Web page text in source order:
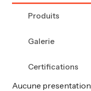
Produits
Galerie
Certifications
Aucune presentation